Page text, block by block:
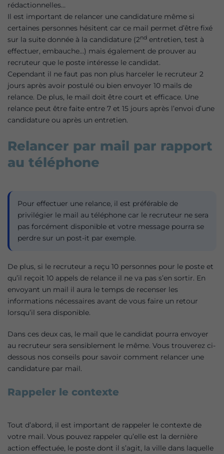
rédactionnelles…
Il est important de relancer une candidature même si
certaines personnes hésitent car ce mail permet d’être fixé
sur la suite donnée à la candidature (2nd entretien, test à
effectuer, embauche…) mais également de prouver au
recruteur que le poste intéresse le candidat.
Cependant il ne faut pas non plus harceler le recruteur 2
jours après avoir postulé ou bien envoyer 10 mails de
relance. De plus, le mail doit être court et efficace. Une
relance peut être faite entre 7 et 15 jours après l’envoi d’une
candidature ou après un entretien.
Relancer par mail par rapport
au téléphone
Pour effectuer une relance, il est préférable de
privilégier le mail au téléphone car le recruteur ne sera
pas forcément disponible et votre message pourra se
perdre sur un post-it par exemple.
De plus, si le recruteur a reçu 10 personnes pour le poste et
qu’il reçoit 10 appels de relance il ne va pas s’en sortir. En
envoyant un mail il aura le temps de recenser les
informations nécessaires avant de vous faire un retour
lorsqu’il sera disponible.
Dans ces deux cas, le mail que le candidat pourra envoyer
au recruteur sera sensiblement le même. Vous trouverez ci-
dessous nos conseils pour savoir comment relancer une
candidature par mail.
Rappeler le contexte
Tout d’abord, il est important de rappeler le contexte de
votre mail. Vous pouvez rappeler qu’elle est la dernière
action effectuée, le poste dont il s’agit, la ville dans laquelle